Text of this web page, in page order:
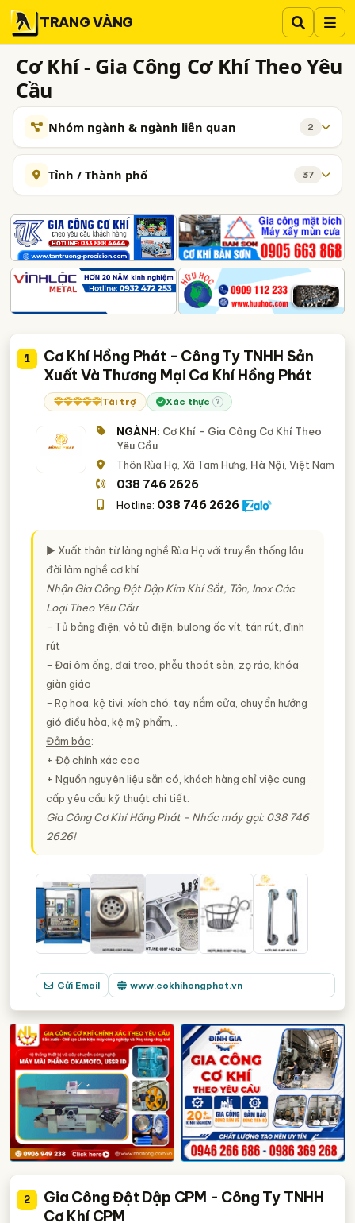
TRANG VÀNG
Cơ Khí - Gia Công Cơ Khí Theo Yêu
Cầu
Nhóm ngành & ngành liên quan 2
Bulong, ốc Vít - Gia Công Bulong, ốc Vít Theo Yêu Cầu66
TAG NGÀNH NGHỀ
gia công cơ khí theo yêu cầu
công ty gia công cơ khí theo yêu cầu
Tỉnh / Thành phố 37
Bình Dương
Lâm Đồng
Tp. Đà Nẵng
TP. Hải Phòng
An Giang
Bà Rịa-Vũng Tàu
Bắc Ninh
Bình Phước Bình Thuận
Hưng Yên
Hà Tĩnh
Khánh Hòa Nam Định
Nghệ An
Phú Thọ
Quảng Ninh Thái Bình
Thái Nguyên
Thanh Hóa
TP. Cần Thơ Vĩnh Phúc
Đắk Lắk
Bắc Giang
Bình Định Gia Lai
Hà Nam
Hải Dương
Kiên Giang Long An
Quảng Nam
Quảng Ngãi Tây Ninh Tiền Giang
1
Cơ Khí Hồng Phát - Công Ty TNHH Sản
Xuất Và Thương Mại Cơ Khí Hồng Phát
Tài trợ Xác thực ?
NGÀNH: Cơ Khí - Gia Công Cơ Khí Theo
Yêu Cầu
Thôn Rùa Hạ, Xã Tam Hưng, Hà Nội , Việt Nam
038 746 2626
Hotline: 038 746 2626
► Xuất thân từ làng nghề Rùa Hạ với truyền thống lâu
đời làm nghề cơ khí
Nhận Gia Công Đột Dập Kim Khí Sắt, Tôn, Inox Các
Loại Theo Yêu Cầu:
− Tủ bảng điện, vỏ tủ điện, bulong ốc vít, tán rút, đinh
rút
− Đai ôm ống, đai treo, phễu thoát sàn, zọ rác, khóa
giàn giáo
− Rọ hoa, kệ tivi, xích chó, tay nắm cửa, chuyển hướng
gió điều hòa, kệ mỹ phẩm,..
Đảm bảo:
+ Độ chính xác cao
+ Nguồn nguyên liệu sẵn có, khách hàng chỉ việc cung
cấp yêu cầu kỹ thuật chi tiết.
Gia Công Cơ Khí Hồng Phát - Nhấc máy gọi: 038 746
2626!
Gửi Email www.cokhihongphat.vn
2
Gia Công Đột Dập CPM - Công Ty TNHH
Cơ Khí CPM